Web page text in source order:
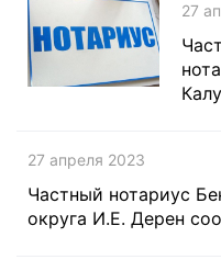
27
27 апреля 2023
Частный нотариус
округа И.Е. Дерен